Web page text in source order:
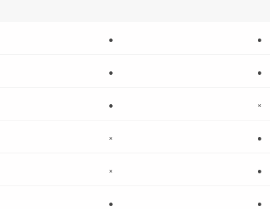
● ●
● ●
● ×
× ●
× ●
● ●